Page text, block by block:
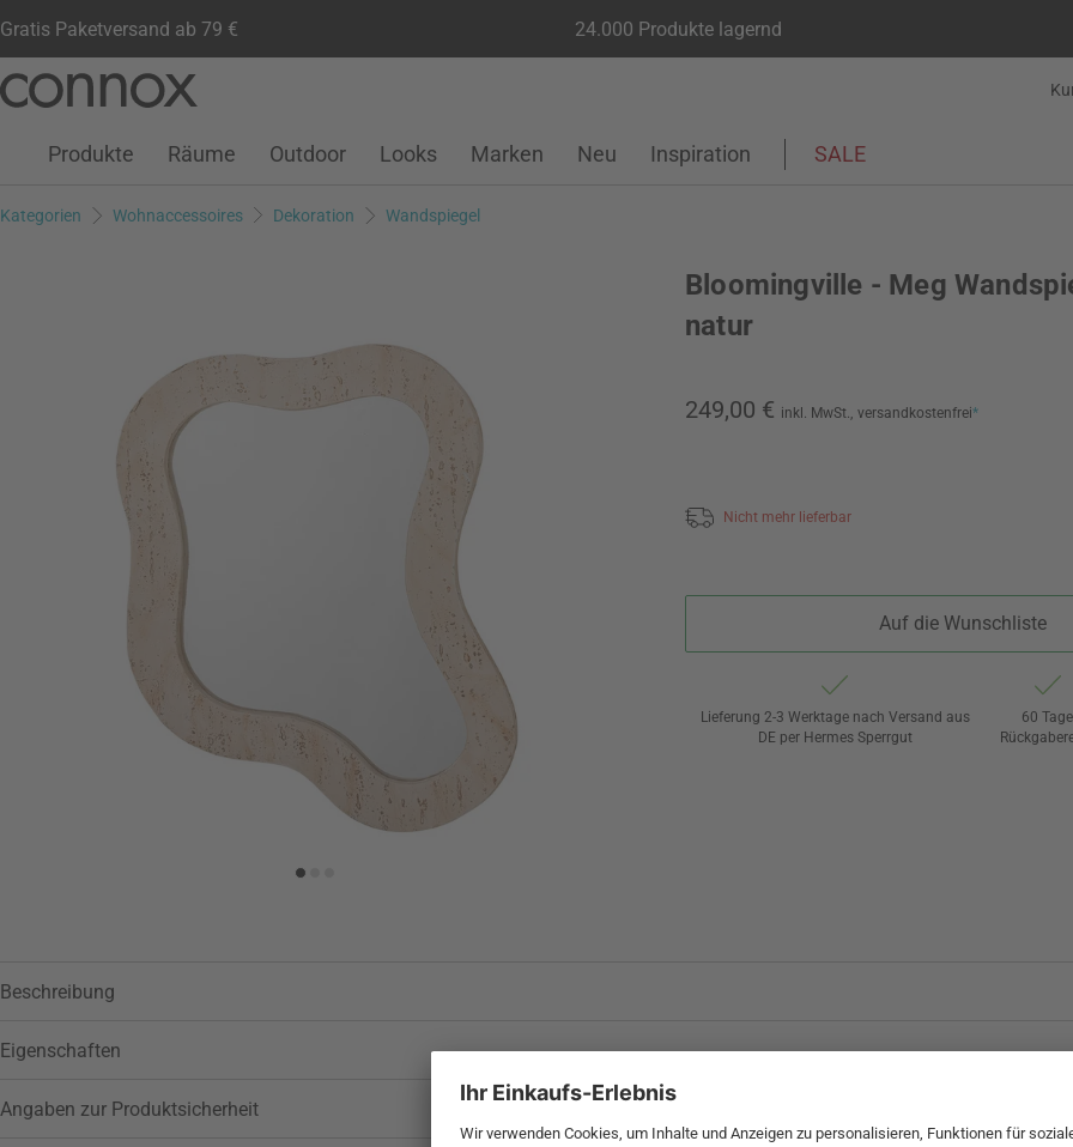
Gratis Paketversand ab 79 € 24.000 Produkte lagernd
Seiteninhalt
Suchfeld
Kundenkonto
Wunschliste
Warenkorb
Produkte Räume Outdoor Looks Marken Neu Inspiration SALE
Kategorien Wohnaccessoires Dekoration Wandspiegel
Bloomingville - Meg
natur
249,00 € inkl. MwSt., versandkostenfrei*
Nicht mehr lieferbar
Auf die Wunschliste
Lieferung 2-3 Werktage nach Versand aus
DE per Hermes Sperrgut
60 Tage
Beschreibung
Eigenschaften
Angaben zur Produktsicherheit